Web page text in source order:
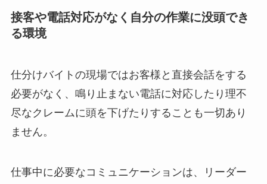
接客や電話対応がなく自分の作業に没頭でき
る環境
仕分けバイトの現場ではお客様と直接会話をする
必要がなく、鳴り止まない電話に対応したり理不
尽なクレームに頭を下げたりすることも一切あり
ません。
仕事中に必要なコミュニケーションは、リーダー